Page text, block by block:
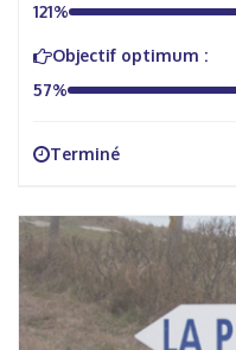
121%
Objectif optimum :
57%
Terminé